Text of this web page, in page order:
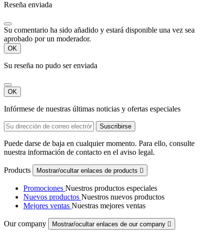
Reseña enviada
Su comentario ha sido añadido y estará disponible una vez sea
aprobado por un moderador.
OK
Su reseña no pudo ser enviada
OK
Infórmese de nuestras últimas noticias y ofertas especiales
Puede darse de baja en cualquier momento. Para ello, consulte
nuestra información de contacto en el aviso legal.
Products Mostrar/ocultar enlaces de products 
Promociones Nuestros productos especiales
Nuevos productos Nuestros nuevos productos
Mejores ventas Nuestras mejores ventas
Our company Mostrar/ocultar enlaces de our company 